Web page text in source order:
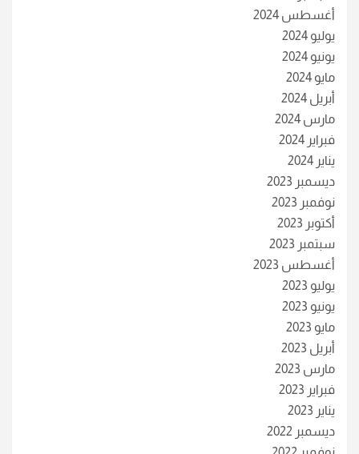
أغسطس 2024
يوليو 2024
يونيو 2024
مايو 2024
أبريل 2024
مارس 2024
فبراير 2024
يناير 2024
ديسمبر 2023
نوفمبر 2023
أكتوبر 2023
سبتمبر 2023
أغسطس 2023
يوليو 2023
يونيو 2023
مايو 2023
أبريل 2023
مارس 2023
فبراير 2023
يناير 2023
ديسمبر 2022